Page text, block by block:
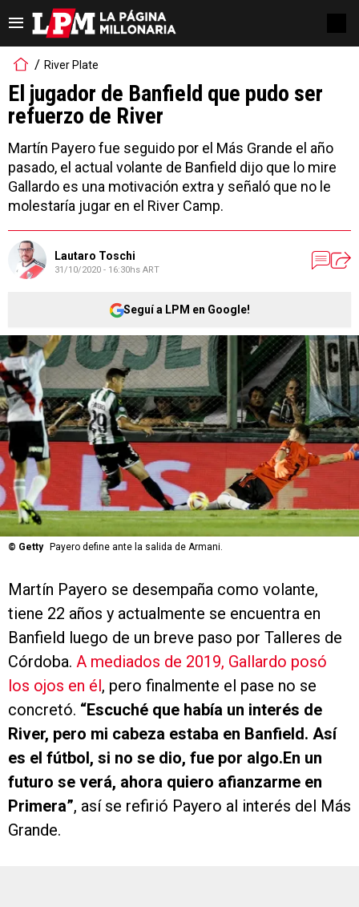
River Plate
El jugador de Banfield que pudo ser
refuerzo de River
Martín Payero fue seguido por el Más Grande el año
pasado, el actual volante de Banfield dijo que lo mire
Gallardo es una motivación extra y señaló que no le
molestaría jugar en el River Camp.
Lautaro Toschi
31/10/2020 - 16:30hs ART
Seguí a LPM en Google!
© Getty Payero define ante la salida de Armani.
Martín Payero se desempaña como volante,
tiene 22 años y actualmente se encuentra en
Banfield luego de un breve paso por Talleres de
Córdoba. A mediados de 2019, Gallardo posó
los ojos en él , pero finalmente el pase no se
concretó. “Escuché que había un interés de
River, pero mi cabeza estaba en Banfield. Así
es el fútbol, si no se dio, fue por algo.En un
futuro se verá, ahora quiero afianzarme en
Primera”, así se refirió Payero al interés del Más
Grande.